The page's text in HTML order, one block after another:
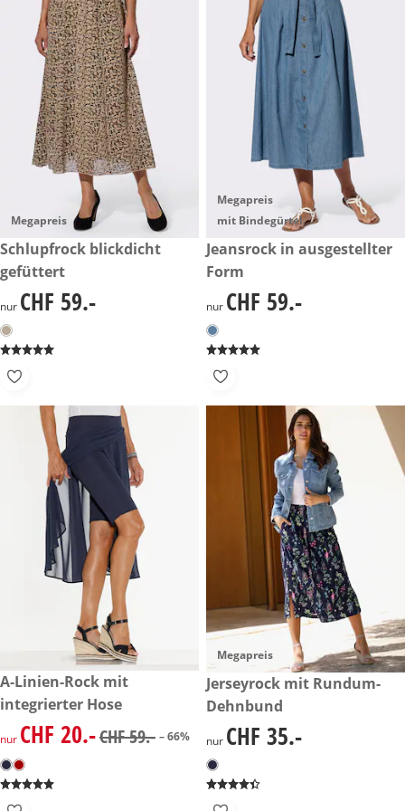
Megapreis
CHF 59.-
Schlupfrock blickdicht
gefüttert
CHF 59.-
nur CHF 59.-
Megapreis
mit Bindegürtel
CHF 59.-
Jeansrock in ausgestellter
Form
CHF 59.-
nur CHF 59.-
reduzierter Preis CHF 20.-, vorheriger Preis: CHF 59.-
-66%
A-Linien-Rock mit
integrierter Hose
reduzierter Preis CHF 20.-, vorheriger Preis: CHF 59.-
nur CHF 20.-CHF 59.- – 66%
Megapreis
CHF 35.-
Jerseyrock mit Rundum-
Dehnbund
CHF 35.-
nur CHF 35.-